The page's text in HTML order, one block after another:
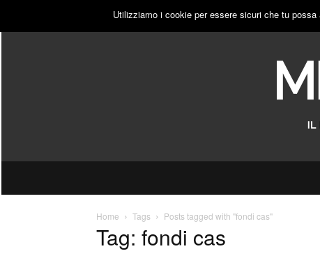
LUNEDÌ, 10 AGOSTO 2026 PUBBLICITÀ
Home Tags Posts tagged with "fondi cas"
Tag: fondi cas
Utilizziamo i cookie per essere sicuri che tu